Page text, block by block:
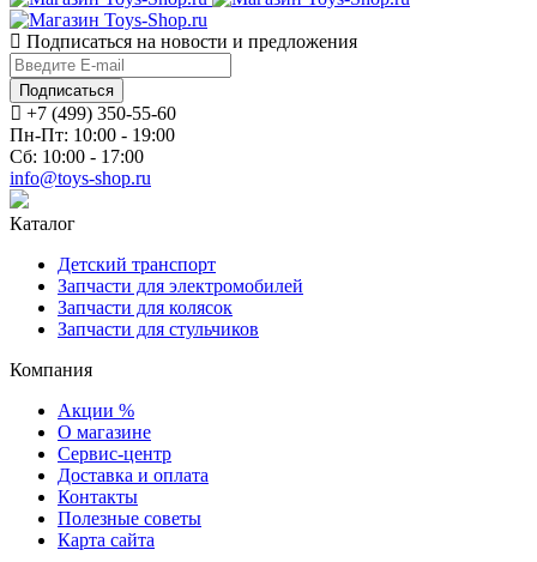
Подписаться на новости и предложения
Подписаться
+7 (499) 350-55-60
Пн-Пт: 10:00 - 19:00
Сб: 10:00 - 17:00
info@toys-shop.ru
Каталог
Детский транспорт
Запчасти для электромобилей
Запчасти для колясок
Запчасти для стульчиков
Компания
Акции %
О магазине
Сервис-центр
Доставка и оплата
Контакты
Полезные советы
Карта сайта